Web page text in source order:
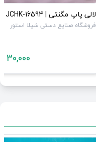
لالی پاپ مگنتی | JCHK-16594
فروشگاه صنایع دستی شیلا استور
30,000